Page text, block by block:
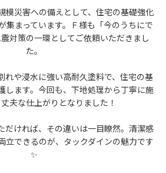
模災害への備えとして、住宅の基礎強化
集まっています。Ｆ様も「今のうちにで
対策の一環としてご依頼いただきまし
た。
れや浸水に強い高耐久塗料で、住宅の基
します。今回も、下地処理から丁寧に施
夫な仕上がりとなりました！
だければ、その違いは一目瞭然。清潔感
立できるのが、タックダインの魅力です
✨